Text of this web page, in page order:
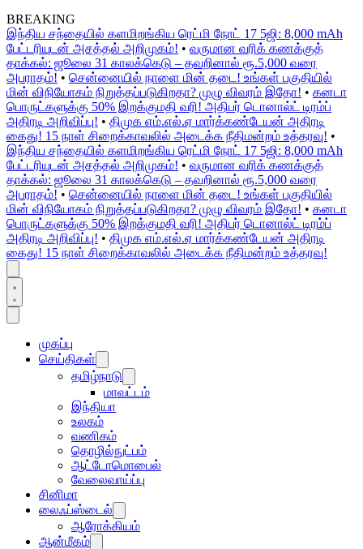
BREAKING
இந்திய சந்தையில் களமிறங்கிய ரெட்மி நோட் 17 5ஜி: 8,000 mAh
பேட்டரியுடன் அசத்தல் அறிமுகம்! • வருமான வரிக் கணக்குத்
தாக்கல்: ஜூலை 31 காலக்கெடு – தவறினால் ரூ.5,000 வரை
அபராதம்! • சென்னையில் நாளை மின் தடை! உங்கள் பகுதியில்
மின் விநியோகம் நிறுத்தப்படுகிறதா? முழு விவரம் இதோ! • கனடா
பொருட்களுக்கு 50% இறக்குமதி வரி! அதிபர் டொனால்ட் டிரம்ப்
அதிரடி அறிவிப்பு! • திமுக எம்.எல்.ஏ மார்க்கண்டேயன் அதிரடி
கைது! 15 நாள் சிறைக்காவலில் அடைக்க நீதிமன்றம் உத்தரவு! •
இந்திய சந்தையில் களமிறங்கிய ரெட்மி நோட் 17 5ஜி: 8,000 mAh
பேட்டரியுடன் அசத்தல் அறிமுகம்! • வருமான வரிக் கணக்குத்
தாக்கல்: ஜூலை 31 காலக்கெடு – தவறினால் ரூ.5,000 வரை
அபராதம்! • சென்னையில் நாளை மின் தடை! உங்கள் பகுதியில்
மின் விநியோகம் நிறுத்தப்படுகிறதா? முழு விவரம் இதோ! • கனடா
பொருட்களுக்கு 50% இறக்குமதி வரி! அதிபர் டொனால்ட் டிரம்ப்
அதிரடி அறிவிப்பு! • திமுக எம்.எல்.ஏ மார்க்கண்டேயன் அதிரடி
கைது! 15 நாள் சிறைக்காவலில் அடைக்க நீதிமன்றம் உத்தரவு!
முகப்பு
செய்திகள்
தமிழ்நாடு
மாவட்டம்
இந்தியா
உலகம்
வணிகம்
தொழில்நுட்பம்
ஆட்டோமொபைல்
வேலைவாய்ப்பு
சினிமா
லைஃப்ஸ்டைல்
ஆரோக்கியம்
ஆன்மீகம்